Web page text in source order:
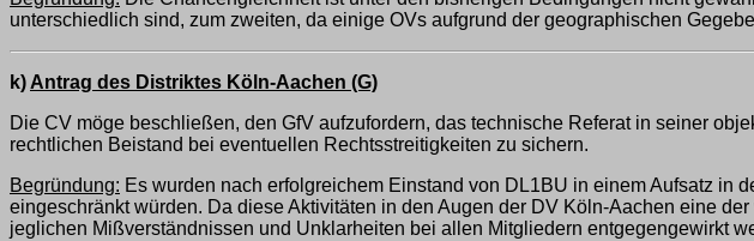
unterschiedlich sind, zum zweiten, da einige OVs aufgrund der geographischen
k)Antrag des Distriktes Köln-Aachen (G)
Die CV möge beschließen, den GfV aufzufordern, das technische Referat in seiner
rechtlichen Beistand bei eventuellen Rechtsstreitigkeiten zu sichern.
Begründung: Es wurden nach erfolgreichem Einstand von DL1BU in einem Aufsatz in
eingeschränkt würden. Da diese Aktivitäten in den Augen der DV Köln-Aachen eine
jeglichen Mißverständnissen und Unklarheiten bei allen Mitgliedern entgegengewirkt